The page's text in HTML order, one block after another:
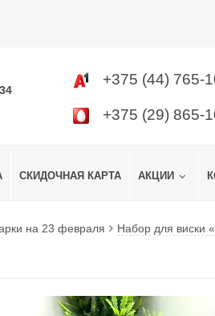
+375 (44) 765-
+375 (29) 865-
СКИДОЧНАЯ КАРТА АКЦИИ
на 23 февраля Набор для виски